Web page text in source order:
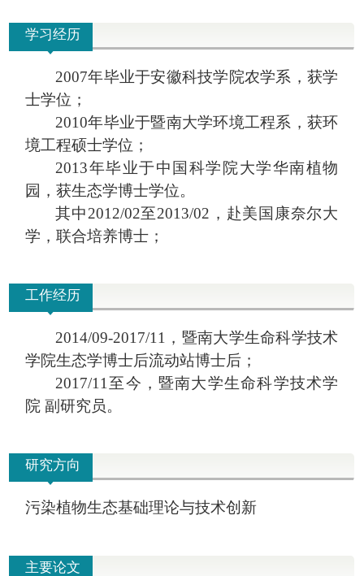
学习经历
2007年毕业于安徽科技学院农学系，获学
士学位；
2010年毕业于暨南大学环境工程系，获环
境工程硕士学位；
2013年毕业于中国科学院大学华南植物
园，获生态学博士学位。
其中2012/02至2013/02 ，赴美国康奈尔大
学，联合培养博士；
工作经历
2014/09-2017/11 ，暨南大学生命科学技术
学院生态学博士后流动站博士后；
2017/11 至今，暨南大学生命科学技术学
院 副研究员。
研究方向
污染植物生态基础理论与技术创新
主要论文